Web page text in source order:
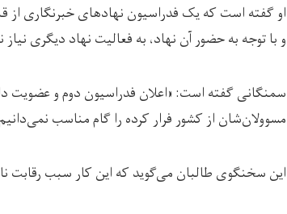
او گفته است که یک فدراسیون نهادهای خبرنگاری از
و با توجه به حضور آن نهاد، به فعالیت نهاد دیگری
سمنگانی گفته است: «اعلان فدراسیون دوم و
مسوولان‌شان از کشور فرار کرده‌ را گام مناسب
این سخنگوی طالبان می‌گوید که ‏این کار سبب رقابت